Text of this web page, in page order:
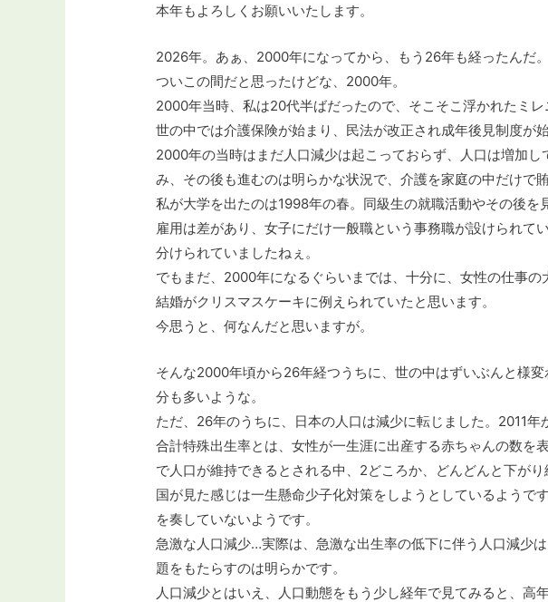
本年もよろしくお願いいたします。
2026年。あぁ、2000年になってから、もう26年も経ったんだ。
ついこの間だと思ったけどな、2000年。
2000年当時、私は20代半ばだったので、そこそこ浮かれたミレ
世の中では介護保険が始まり、民法が改正され成年後見制度が始
2000年の当時はまだ人口減少は起こっておらず、人口は増加し
み、その後も進むのは明らかな状況で、介護を家庭の中だけで
私が大学を出たのは1998年の春。同級生の就職活動やその後を
雇用は差があり、女子にだけ一般職という事務職が設けられて
分けられていましたねぇ。
でもまだ、2000年になるぐらいまでは、十分に、女性の仕事の
結婚がクリスマスケーキに例えられていたと思います。
今思うと、何なんだと思いますが。
そんな2000年頃から26年経つうちに、世の中はずいぶんと様
分も多いような。
ただ、26年のうちに、日本の人口は減少に転じました。2011年
合計特殊出生率とは、女性が一生涯に出産する赤ちゃんの数を
で人口が維持できるとされる中、2どころか、どんどんと下がり
国が見た感じは一生懸命少子化対策をしようとしているようで
を奏していないようです。
急激な人口減少…実際は、急激な出生率の低下に伴う人口減少
題をもたらすのは明らかです。
人口減少とはいえ、人口動態をもう少し経年で見てみると、高